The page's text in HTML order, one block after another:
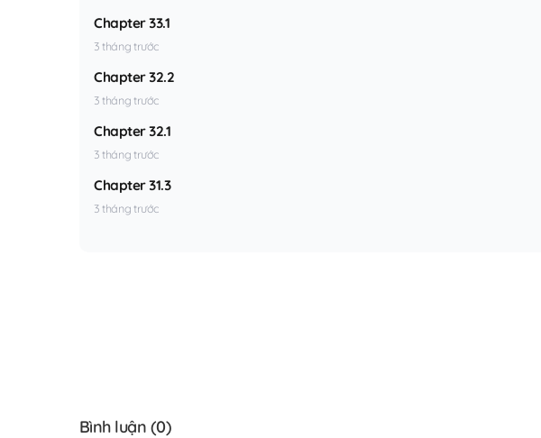
Chapter 33.1
3 tháng trước
Chapter 32.2
3 tháng trước
Chapter 32.1
3 tháng trước
Chapter 31.3
3 tháng trước
Bình luận (0)